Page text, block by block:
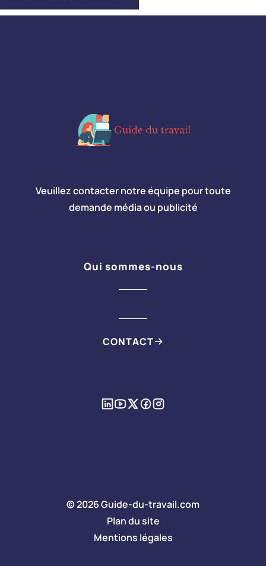
Veuillez contacter notre équipe pour toute
demande média ou publicité
Qui sommes-nous
CONTACT
© 2026 Guide-du-travail.com
Plan du site
Mentions légales